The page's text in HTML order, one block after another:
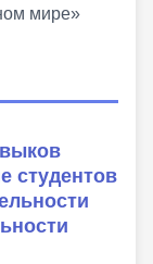
мире»
студентов